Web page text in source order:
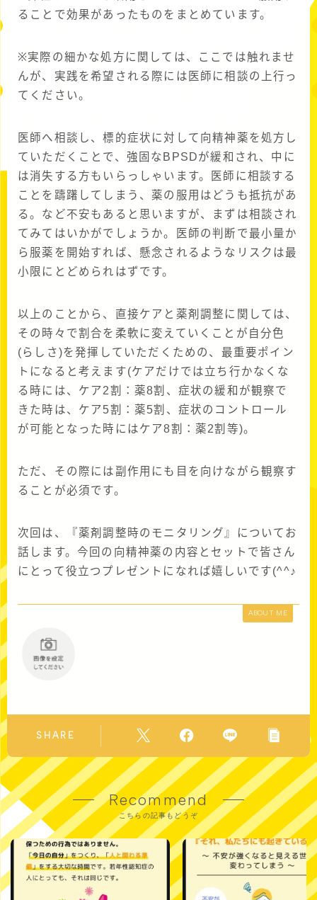
ることで効果があったものをまとめています。
※実際の細かな処方に関しては、ここでは触れませ
んが、実践を希望される際には医師に相談の上行っ
てください。
医師へ相談し、標的症状に対して向精神薬を処方し
ていただくことで、強固なBPSDが緩和され、中に
は消失する方もいらっしゃいます。医師に相談する
ことを躊躇してしまう、薬の服用はどうも抵抗があ
る。など不安もあると思いますが、まずは相談され
てみてはいかがでしょうか。医師の判断で最小量か
ら服薬を開始すれば、懸念されるようなリスクは最
小限にとどめられはずです。
以上のことから、直接ケアと薬剤調整に関しては、
その時々で割合を柔軟に変えていくことが自分色
(らしさ)を発揮していただくための、最重要ポイン
トになると考えます(ケアだけでは立ち行かなくな
る時には、ケア2割：薬8割、症状の緩和が観察で
きた時は、ケア5割：薬5割、症状のコントロール
が可能となった時にはケア8割：薬2割等)。
ただ、その際には副作用にも目を向けながら観察す
ることが必須です。
次回は、『薬剤調整時のモニタリング』についてお
話します。今回の向精神薬の内容とセットで皆さん
にとって役立つプレゼントになれば嬉しいです(^^♪
ABOUT ME
SHARE
Recommend
こちらの記事もどうぞ